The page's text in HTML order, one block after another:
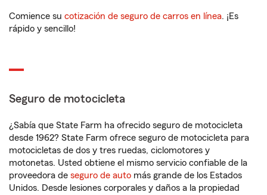
Comience su cotización de seguro de carros en línea. ¡Es
rápido y sencillo!
Seguro de motocicleta
¿Sabía que State Farm ha ofrecido seguro de motocicleta
desde 1962? State Farm ofrece seguro de motocicleta para
motocicletas de dos y tres ruedas, ciclomotores y
motonetas. Usted obtiene el mismo servicio confiable de la
proveedora de seguro de auto más grande de los Estados
Unidos. Desde lesiones corporales y daños a la propiedad